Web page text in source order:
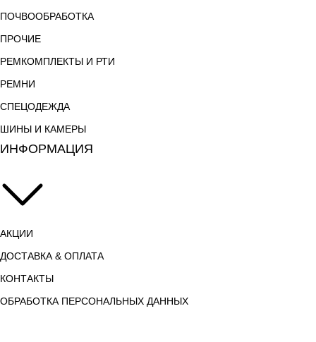
ПОЧВООБРАБОТКА
ПРОЧИЕ
РЕМКОМПЛЕКТЫ И РТИ
РЕМНИ
СПЕЦОДЕЖДА
ШИНЫ И КАМЕРЫ
ИНФОРМАЦИЯ
АКЦИИ
ДОСТАВКА & ОПЛАТА
КОНТАКТЫ
ОБРАБОТКА ПЕРСОНАЛЬНЫХ ДАННЫХ